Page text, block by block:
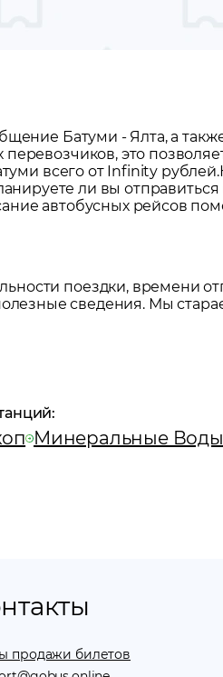
Батуми - Ялта, а
это
всего от Infinity рублей.
ли вы
автобусных рейсов
поездки, времени
сведения. Мы
Минеральные Воды
продажи билетов